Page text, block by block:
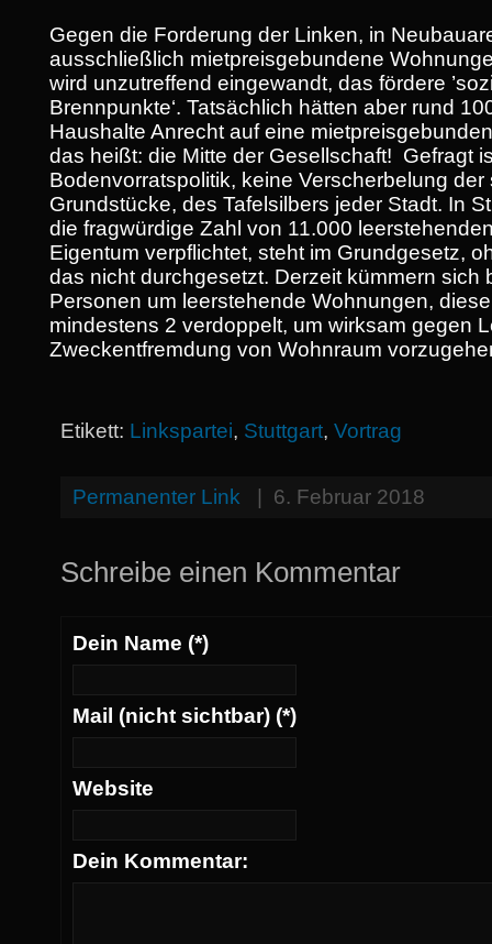
Gegen die Forderung der Linken, in
ausschließlich mietpreisgebundene
wird unzutreffend eingewandt, das fördere
Brennpunkte‘. Tatsächlich hätten aber rund
Haushalte Anrecht auf eine
das heißt: die Mitte der Gesellschaft! Gefragt
Bodenvorratspolitik, keine Verscherbelung der
Grundstücke, des Tafelsilbers jeder Stadt. In
die fragwürdige Zahl von 11.000
Eigentum verpflichtet, steht im Grundgesetz,
das nicht durchgesetzt. Derzeit kümmern sich
Personen um leerstehende Wohnungen,
mindestens 2 verdoppelt, um wirksam gegen
Zweckentfremdung von Wohnraum
Etikett: Linkspartei, Stuttgart, Vortrag
Permanenter Link 6. Februar 2018
Schreibe einen Kommentar
Dein Name (*)
Mail (nicht sichtbar) (*)
Website
Dein Kommentar: